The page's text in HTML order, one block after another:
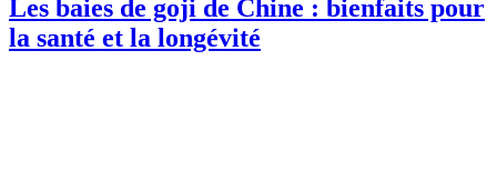
Les baies de goji de Chine : bienfaits pour
la santé et la longévité